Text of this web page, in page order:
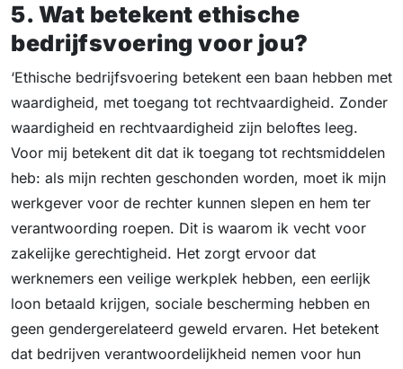
5. Wat betekent ethische
bedrijfsvoering voor jou?
‘Ethische bedrijfsvoering betekent een baan hebben met
waardigheid, met toegang tot rechtvaardigheid. Zonder
waardigheid en rechtvaardigheid zijn beloftes leeg.
Voor mij betekent dit dat ik toegang tot rechtsmiddelen
heb: als mijn rechten geschonden worden, moet ik mijn
werkgever voor de rechter kunnen slepen en hem ter
verantwoording roepen. Dit is waarom ik vecht voor
zakelijke gerechtigheid. Het zorgt ervoor dat
werknemers een veilige werkplek hebben, een eerlijk
loon betaald krijgen, sociale bescherming hebben en
geen gendergerelateerd geweld ervaren. Het betekent
dat bedrijven verantwoordelijkheid nemen voor hun